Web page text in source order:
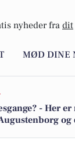
nyheder fra dit
MØD DINE
- Her er
og